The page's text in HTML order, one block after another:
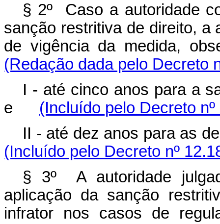
§ 2º Caso a autoridade
sanção restritiva de direito, a
de vigência da medida,
(Redação dada pelo Decreto
I - até cinco anos para a
e (Incluído pelo Decreto
II - até dez anos para as
(Incluído pelo Decreto nº
§ 3º A autoridade
aplicação da sanção
infrator nos casos de